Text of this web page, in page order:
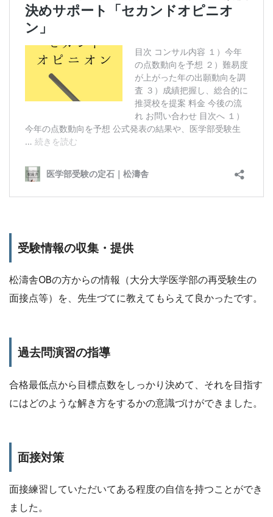
受験情報の収集・提供
松濤舎OBの方からの情報（大分大学医学部の再受験生の
面接点等）を、先生づてに教えてもらえて良かったです。
過去問演習の指導
合格最低点から目標点数をしっかり決めて、それを目指す
にはどのような解き方をするかの意識づけができました。
面接対策
面接練習していただいてある程度の自信を持つことができ
ました。